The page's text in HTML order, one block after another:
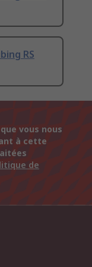
RS
vous nous
à cette
de